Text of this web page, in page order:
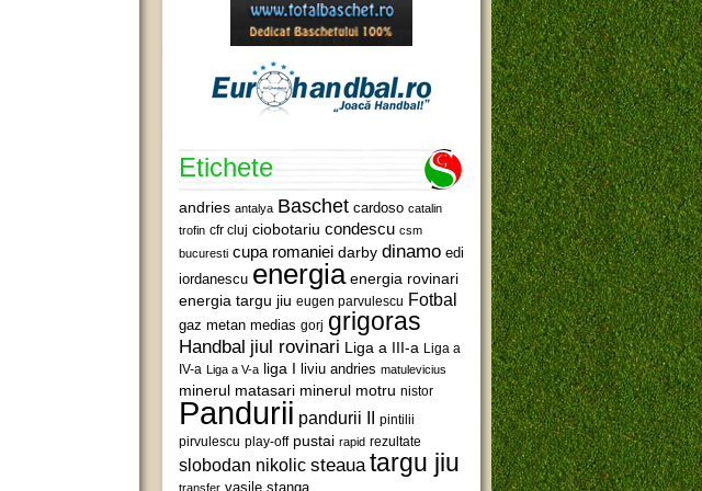
Etichete
andries antalya Baschet cardoso catalin
trofin cfr cluj ciobotariu condescu csm
bucuresti cupa romaniei darby dinamo edi
iordanescu energia energia rovinari
energia targu jiu eugen parvulescu Fotbal
gaz metan medias gorj grigoras
Handbal jiul rovinari Liga a III-a Liga a
IV-a Liga a V-a liga I liviu andries matulevicius
minerul matasari minerul motru nistor
Pandurii pandurii II pintilii
pirvulescu play-off pustai rapid rezultate
slobodan nikolic steaua targu jiu
transfer vasile stanga